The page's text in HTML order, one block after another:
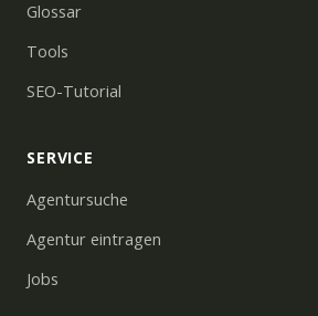
Glossar
Tools
SEO-Tutorial
SERVICE
Agentursuche
Agentur eintragen
Jobs